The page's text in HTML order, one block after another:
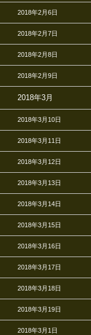
2018年2月6日
2018年2月7日
2018年2月8日
2018年2月9日
2018年3月
2018年3月10日
2018年3月11日
2018年3月12日
2018年3月13日
2018年3月14日
2018年3月15日
2018年3月16日
2018年3月17日
2018年3月18日
2018年3月19日
2018年3月1日